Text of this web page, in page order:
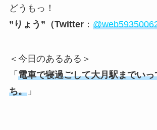
どうもっ！
”りょう”（Twitter：
＜今日のあるある＞
「 電車で寝過ごして大月駅までい
ち。」